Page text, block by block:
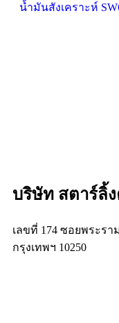
น้ำมันสังเคราะห์
บริษัท สตาร์ลิ้
เลขที่ 174 ซอยพระรา
กรุงเทพฯ 10250